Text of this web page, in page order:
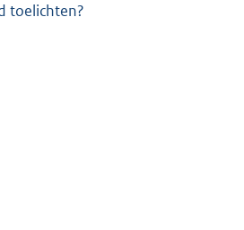
toelichten?